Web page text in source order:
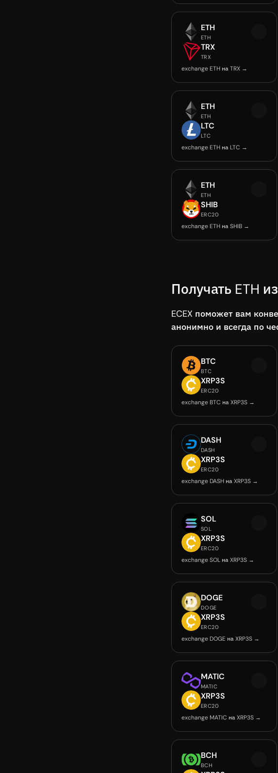
ETH
ETH
TRX
TRX
exchange ETH на TRX →
ETH
ETH
LTC
LTC
exchange ETH на LTC →
ETH
ETH
SHIB
ERC20
exchange ETH на SHIB →
Получать ETH
ECEX поможет вам
анонимно и всегда по
BTC
BTC
XRP3S
ERC20
exchange BTC на XRP3S →
DASH
DASH
XRP3S
ERC20
exchange DASH на XRP3S →
SOL
SOL
XRP3S
ERC20
exchange SOL на XRP3S →
DOGE
DOGE
XRP3S
ERC20
exchange DOGE на XRP3S →
MATIC
MATIC
XRP3S
ERC20
exchange MATIC на XRP3S →
BCH
BCH